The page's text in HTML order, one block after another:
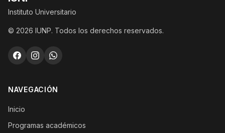
Instituto Universitario
© 2026 IUNP. Todos los derechos reservados.
NAVEGACIÓN
Inicio
Programas académicos